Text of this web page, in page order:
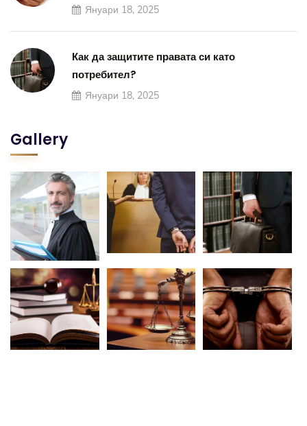
Януари 18, 2025
Как да защитите правата си като
потребител?
Януари 18, 2025
Gallery